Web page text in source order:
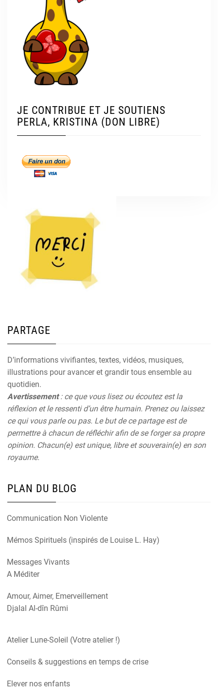
JE CONTRIBUE ET JE SOUTIENS
PERLA, KRISTINA (DON LIBRE)
PARTAGE
D’informations vivifiantes, textes, vidéos, musiques,
illustrations pour avancer et grandir tous ensemble au
quotidien.
Avertissement: ce que vous lisez ou écoutez est la
réflexion et le ressenti d’un être humain. Prenez ou laissez
ce qui vous parle ou pas. Le but de ce partage est de
permettre à chacun de réfléchir afin de se forger sa propre
opinion. Chacun(e) est unique, libre et souverain(e) en son
royaume.
PLAN DU BLOG
Communication Non Violente
Mémos Spirituels (inspirés de Louise L. Hay)
Messages Vivants
A Méditer
Amour, Aimer, Emerveillement
Djalal Al-dîn Rûmi
Atelier Lune-Soleil (Votre atelier !)
Conseils & suggestions en temps de crise
Elever nos enfants